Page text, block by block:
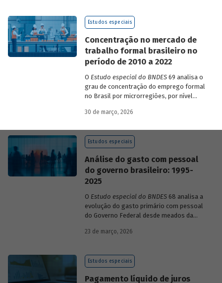
mundiais para o ano em curso e para dois
Estudos especiais
Concentração no mercado de
trabalho formal brasileiro no
período de 2010 a 2022
O Estudo especial do BNDES69 analisa o
grau de concentração do emprego formal
no Brasil por microrregiões, por nível
setores, entre 2010 e 2022.
30 de março, 2026
Estudos especiais
Análise do gasto com pessoal
do governo brasileiro: 1995-
2025
O Estudo especial do BNDES68 analisa a
evolução do gasto primário com pessoal
do Governo Federal desde meados da
durante esse período e as mudanças
23 de março, 2026
Estudos especiais
Pagamento líquido de juros